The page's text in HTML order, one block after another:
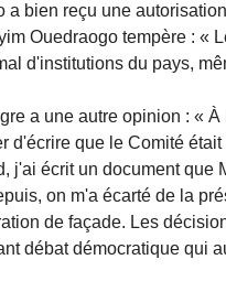
a bien reçu une
Ouedraogo tempère : «
d'institutions du pays,
a une autre opinion : «
d'écrire que le Comité
j'ai écrit un document que
on m'a écarté de la
de façade. Les
débat démocratique qui